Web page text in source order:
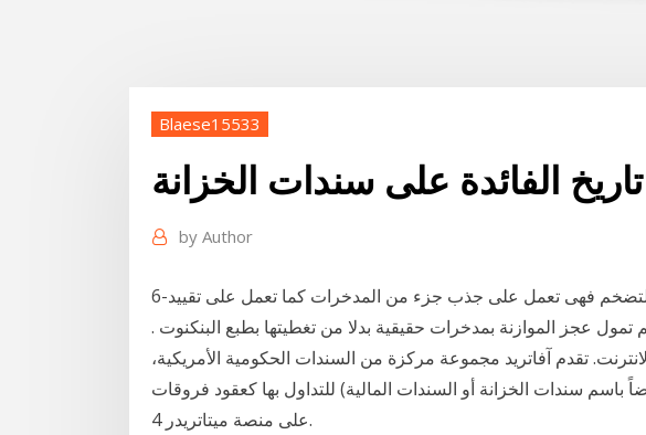
Blaese15533
تاريخ الفائدة على سندات الخزانة
by Author
6-تعمل اذون الخزانة على الحد من التضخم فهى تعمل على جذب جزء من المدخرات كما تعمل على تقييد
عجز الموازنة بمدخرات حقيقية بدلا من تغطيتها بطبع البنكنوت .
تقدم آفاتريد مجموعة مركزة من السندات الحكومية الأمريكية،
باسم سندات الخزانة أو السندات المالية) للتداول بها كعقود فروقات
على منصة ميتاتريدر 4.